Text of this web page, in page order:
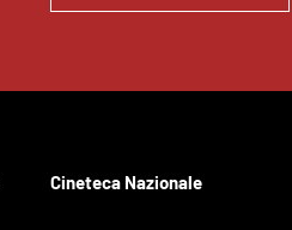
Cineteca Nazionale